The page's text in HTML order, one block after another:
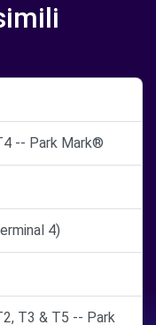
-- Park Mark®
4)
T3 & T5 -- Park